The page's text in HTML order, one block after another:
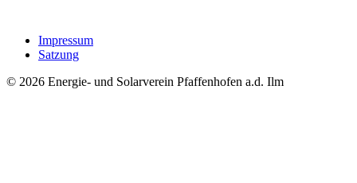
Impressum
Satzung
© 2026 Energie- und Solarverein Pfaffenhofen a.d. Ilm